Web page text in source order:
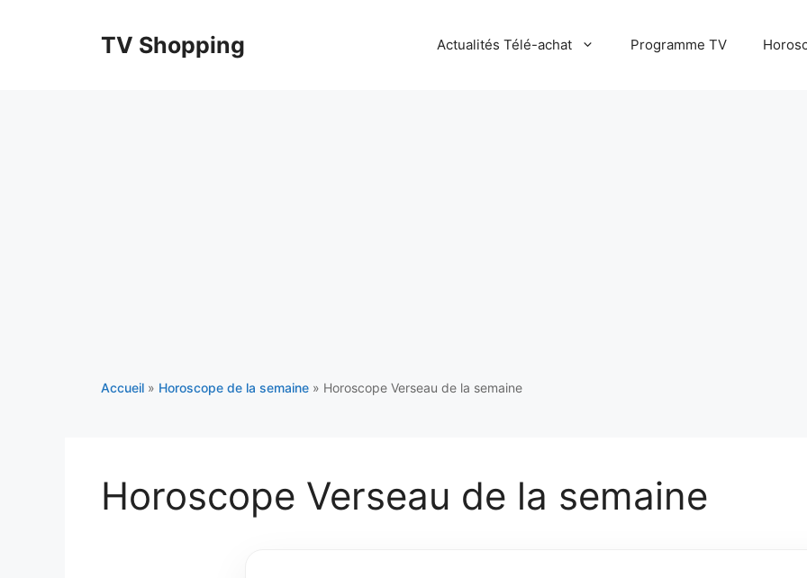
TV Shopping Actualités Télé-achat Programme TV
Accueil » Horoscope de la semaine » Horoscope Verseau de la semaine
Horoscope Verseau de la semaine